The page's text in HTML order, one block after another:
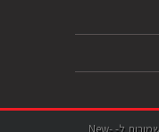
New-Tech Magazine | כל הזכויות שמורות ל- New-